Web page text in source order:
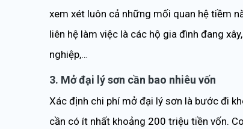
xem xét luôn cả những mối quan hệ tiềm
liên hệ làm việc là các hộ gia đình đang
nghiệp,…
3. Mở đại lý sơn cần bao nhiêu vốn
Xác định chi phí mở đại lý sơn là bước đi
cần có ít nhất khoảng 200 triệu tiền vốn.